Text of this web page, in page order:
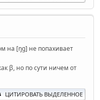
на [ŋg] не попахивает
β, но по сути ничем от
ЦИТИРОВАТЬ ВЫДЕЛЕННОЕ